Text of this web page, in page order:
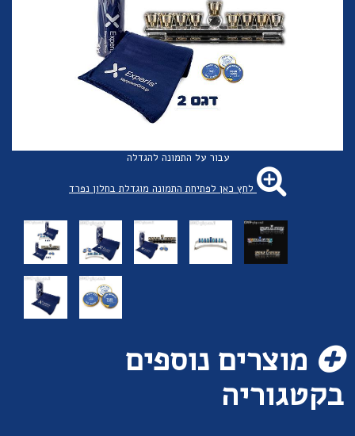
עבור על התמונה להגדלה
לחץ כאן לפתיחת התמונה מוגדלת בחלון נפרד
מוצרים נוספים
בקטגוריה